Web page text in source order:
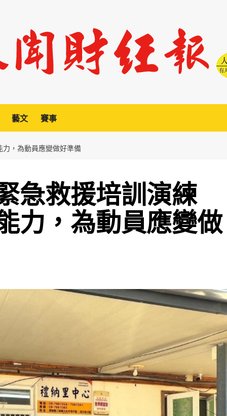
藝文 賽事
，為動員應變做好準備
急救援培訓演練
力，為動員應變做